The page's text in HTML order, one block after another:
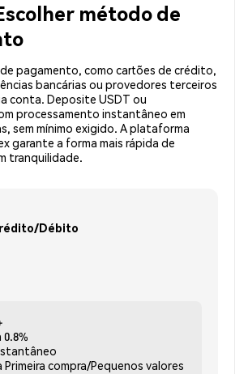
método de
pagamento, como cartões de crédito,
bancárias ou provedores terceiros
conta. Deposite USDT ou
processamento instantâneo em
sem mínimo exigido. A plataforma
garante a forma mais rápida de
tranquilidade.
Débito
0.8%
Primeira compra/Pequenos valores